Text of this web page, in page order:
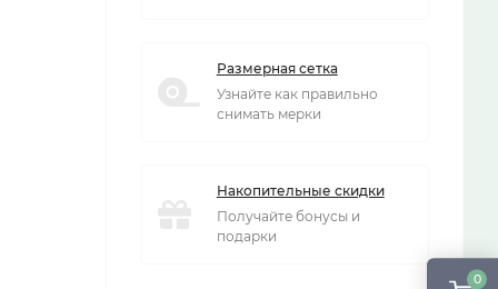
0
Размерная сетка
Узнайте как правильно
снимать мерки
Накопительные скидки
Получайте бонусы и
подарки